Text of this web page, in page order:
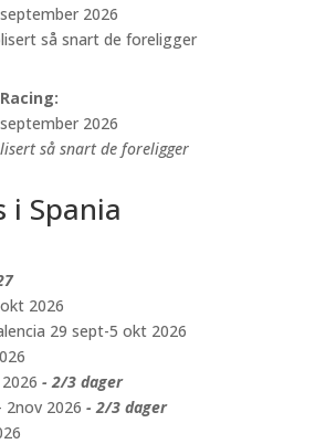
2026
så snart de foreligger
2026
så snart de foreligger
i Spania
2026
29 sept-5 okt 2026
- 2/3 dager
2026 - 2/3 dager